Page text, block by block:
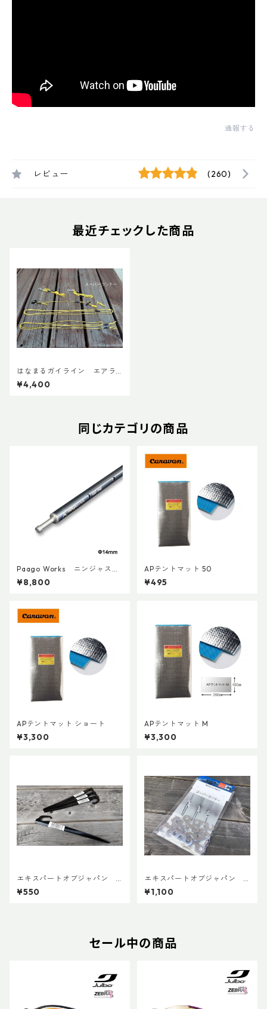
通報する
レビュー (260)
最近チェックした商品
はなまるガイライン エアラ
イズ張り綱セット
¥4,400
同じカテゴリの商品
Paago Works ニンジャステ
ィック 120-140
¥8,800
APテントマット 50
¥495
APテントマット ショート
¥3,300
APテントマット M
¥3,300
エキスパートオブジャパン
クロモリピンペグM
¥550
エキスパートオブジャパン
スーパーランナー10個入り
¥1,100
セール中の商品